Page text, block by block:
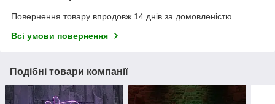
Повернення товару впродовж 14 днів за домовленістю
Всі умови повернення
Подібні товари компанії